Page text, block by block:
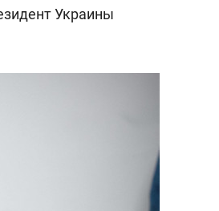
Украины
Рекомендуем